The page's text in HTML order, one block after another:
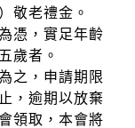
敬老禮金。
憑，實足年齡
歲者。
之，申請期限
，逾期以放棄
領取，本會將